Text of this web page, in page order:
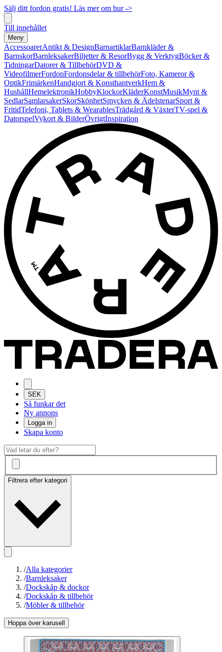
Sälj ditt fordon gratis! Läs mer om hur ->
Till innehållet
Meny
AccessoarerAntikt & DesignBarnartiklarBarnkläder &
BarnskorBarnleksakerBiljetter & ResorBygg & VerktygBöcker &
TidningarDatorer & TillbehörDVD &
VideofilmerFordonFordonsdelar & tillbehörFoto, Kameror &
OptikFrimärkenHandgjort & KonsthantverkHem &
HushållHemelektronikHobbyKlockorKläderKonstMusikMynt &
SedlarSamlarsakerSkorSkönhetSmycken & ÄdelstenarSport &
FritidTelefoni, Tablets & WearablesTrädgård & VäxterTV-spel &
DatorspelVykort & BilderÖvrigtInspiration
SEK
Så funkar det
Ny annons
Logga in
Skapa konto
Filtrera efter kategori
/Alla kategorier
/Barnleksaker
/Dockskåp & dockor
/Dockskåp & tillbehör
/Möbler & tillbehör
Hoppa över karusell